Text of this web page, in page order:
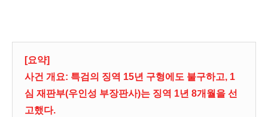
[요약]
사건 개요: 특검의 징역 15년 구형에도 불구하고, 1
심 재판부(우인성 부장판사)는 징역 1년 8개월을 선
고했다.